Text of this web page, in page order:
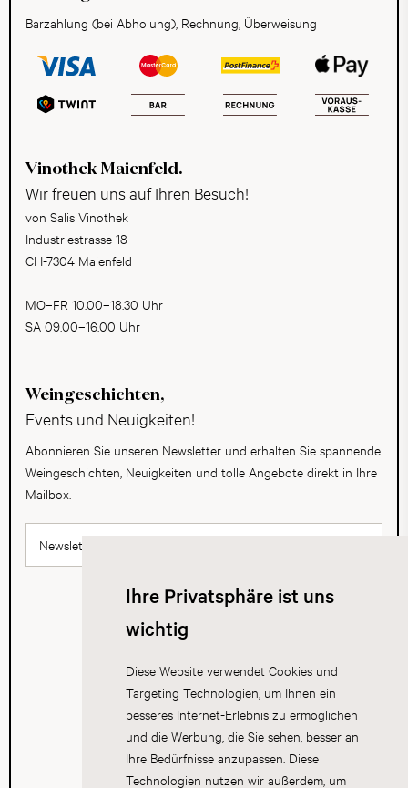
Ihre Privatsphäre ist uns
wichtig
Diese Website verwendet Cookies und
Targeting Technologien, um Ihnen ein
besseres Internet-Erlebnis zu ermöglichen
und die Werbung, die Sie sehen, besser an
Ihre Bedürfnisse anzupassen. Diese
Technologien nutzen wir außerdem, um
Barzahlung (bei Abholung), Rechnung, Überweisung
Vinothek Maienfeld.
Wir freuen uns auf Ihren Besuch!
von Salis Vinothek
Industriestrasse 18
CH-7304 Maienfeld
MO–FR 10.00–18.30 Uhr
SA 09.00–16.00 Uhr
Weingeschichten,
Events und Neuigkeiten!
Abonnieren Sie unseren Newsletter und erhalten Sie spannende
Weingeschichten, Neuigkeiten und tolle Angebote direkt in Ihre
Mailbox.
Newsletter abonnieren